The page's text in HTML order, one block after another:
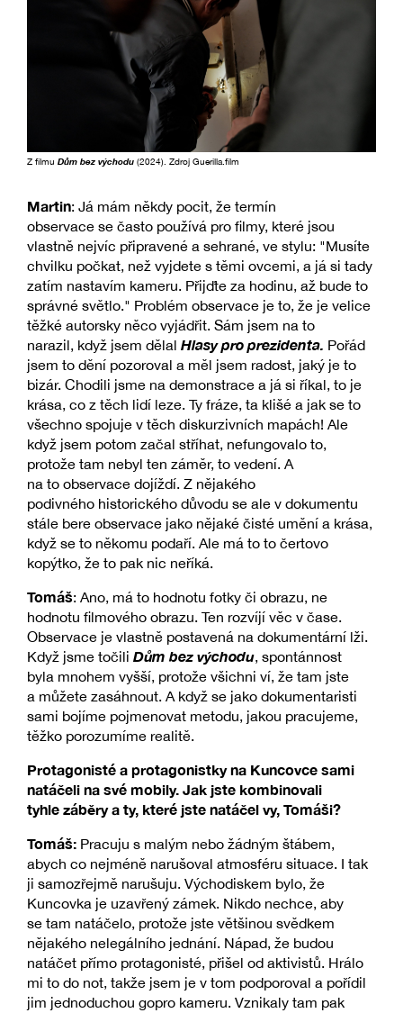
Z filmu Dům bez východu (2024). Zdroj Guerilla.film
Martin: Já mám někdy pocit, že termín
observace se často používá pro filmy, které jsou
vlastně nejvíc připravené a sehrané, ve stylu: "Musíte
chvilku počkat, než vyjdete s těmi ovcemi, a já si tady
zatím nastavím kameru. Přijďte za hodinu, až bude to
správné světlo." Problém observace je to, že je velice
těžké autorsky něco vyjádřit. Sám jsem na to
narazil, když jsem dělal Hlasy pro prezidenta. Pořád
jsem to dění pozoroval a měl jsem radost, jaký je to
bizár. Chodili jsme na demonstrace a já si říkal, to je
krása, co z těch lidí leze. Ty fráze, ta klišé a jak se to
všechno spojuje v těch diskurzivních mapách! Ale
když jsem potom začal stříhat, nefungovalo to,
protože tam nebyl ten záměr, to vedení. A
na to observace dojíždí. Z nějakého
podivného historického důvodu se ale v dokumentu
stále bere observace jako nějaké čisté umění a krása,
když se to někomu podaří. Ale má to to čertovo
kopýtko, že to pak nic neříká.
Tomáš: Ano, má to hodnotu fotky či obrazu, ne
hodnotu filmového obrazu. Ten rozvíjí věc v čase.
Observace je vlastně postavená na dokumentární lži.
Když jsme točili Dům bez východu, spontánnost
byla mnohem vyšší, protože všichni ví, že tam jste
a můžete zasáhnout. A když se jako dokumentaristi
sami bojíme pojmenovat metodu, jakou pracujeme,
těžko porozumíme realitě.
Protagonisté a protagonistky na Kuncovce sami
natáčeli na své mobily. Jak jste kombinovali
tyhle záběry a ty, které jste natáčel vy, Tomáši?
Tomáš: Pracuju s malým nebo žádným štábem,
abych co nejméně narušoval atmosféru situace. I tak
ji samozřejmě narušuju. Východiskem bylo, že
Kuncovka je uzavřený zámek. Nikdo nechce, aby
se tam natáčelo, protože jste většinou svědkem
nějakého nelegálního jednání. Nápad, že budou
natáčet přímo protagonisté, přišel od aktivistů. Hrálo
mi to do not, takže jsem je v tom podporoval a pořídil
jim jednoduchou gopro kameru. Vznikaly tam pak